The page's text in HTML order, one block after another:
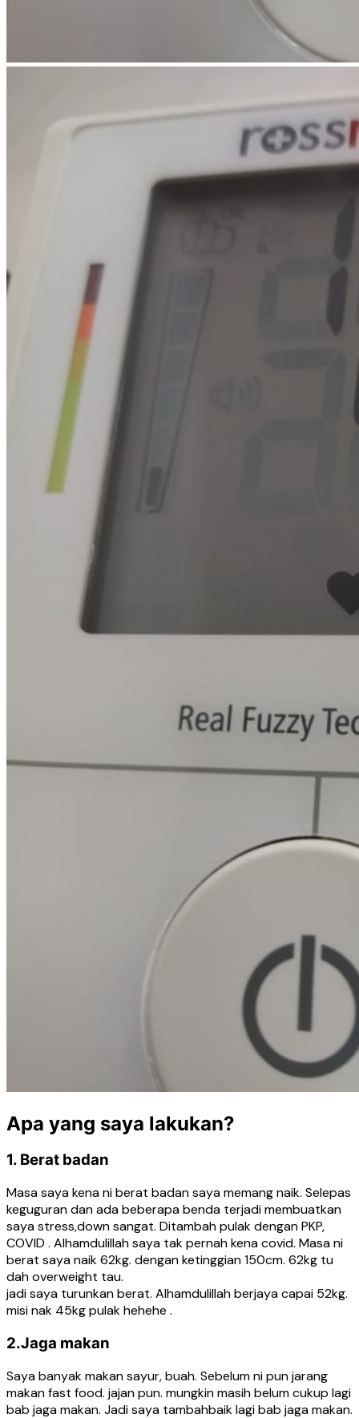
Apa yang saya lakukan?
1. Berat badan
Masa saya kena ni berat badan saya memang naik. Selepas
keguguran dan ada beberapa benda terjadi membuatkan
saya stress,down sangat. Ditambah pulak dengan PKP,
COVID . Alhamdulillah saya tak pernah kena covid. Masa ni
berat saya naik 62kg. dengan ketinggian 150cm. 62kg tu
dah overweight tau.
jadi saya turunkan berat. Alhamdulillah berjaya capai 52kg.
misi nak 45kg pulak hehehe .
2.Jaga makan
Saya banyak makan sayur, buah. Sebelum ni pun jarang
makan fast food. jajan pun. mungkin masih belum cukup lagi
bab jaga makan. Jadi saya tambahbaik lagi bab jaga makan.